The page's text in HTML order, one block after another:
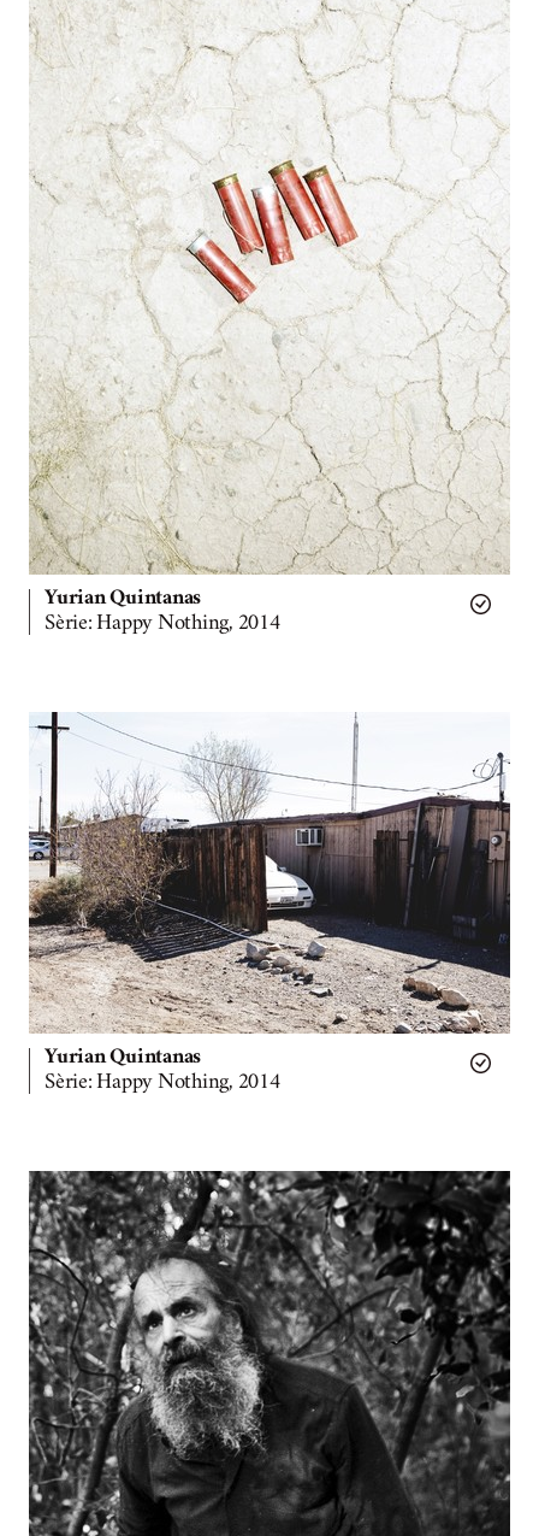
Yurian Quintanas
Sèrie: Happy Nothing, 2014
Yurian Quintanas
Sèrie: Happy Nothing, 2014